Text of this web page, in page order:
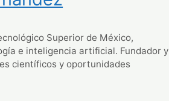
Superior de México,
e inteligencia artificial. Fundador y
científicos y oportunidades